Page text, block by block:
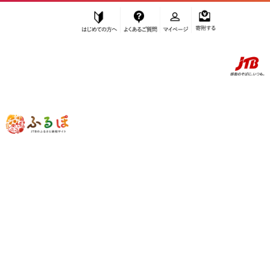
ふるぽ JTBのふるさと納税サイト
「ふるさと納税」TOP
包丁